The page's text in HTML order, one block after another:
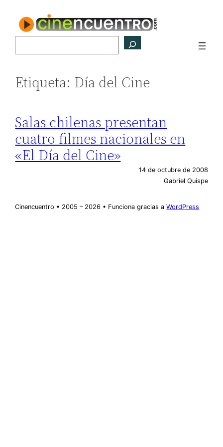
contenido
Etiqueta: Día del Cine
Salas chilenas presentan
cuatro filmes nacionales en
«El Día del Cine»
14 de octubre de 2008
Gabriel Quispe
Cinencuentro • 2005 – 2026 • Funciona gracias aWordPress